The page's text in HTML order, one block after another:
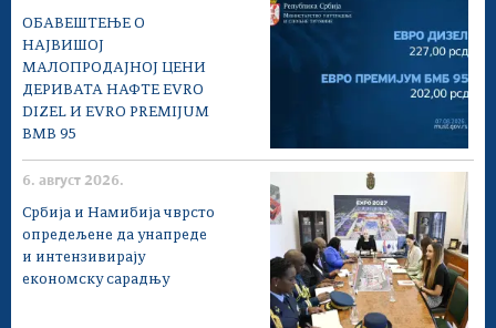
ОБАВЕШТЕЊЕ О
НАЈВИШОЈ
МАЛОПРОДАЈНОЈ ЦЕНИ
ДЕРИВАТА НАФТЕ EVRO
DIZEL И EVRO PREMIJUM
BMB 95
6. август 2026.
Србија и Намибија чврсто
опредељене да унапреде
и интензивирају
економску сарадњу